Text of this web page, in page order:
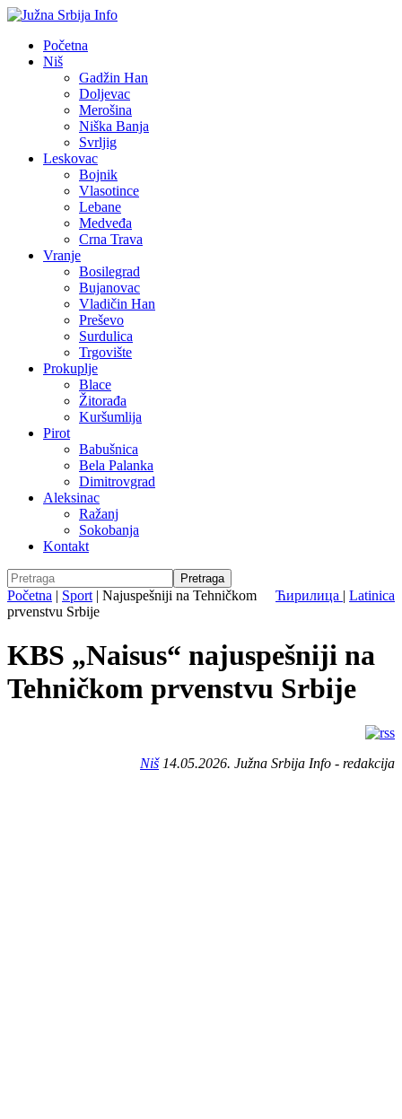
Početna
Niš
Gadžin Han
Doljevac
Merošina
Niška Banja
Svrljig
Leskovac
Bojnik
Vlasotince
Lebane
Medveđa
Crna Trava
Vranje
Bosilegrad
Bujanovac
Vladičin Han
Preševo
Surdulica
Trgovište
Prokuplje
Blace
Žitorađa
Kuršumlija
Pirot
Babušnica
Bela Palanka
Dimitrovgrad
Aleksinac
Ražanj
Sokobanja
Kontakt
Ћирилица | Latinica
Početna | Sport | Najuspešniji na Tehničkom
prvenstvu Srbije
KBS „Naisus“ najuspešniji na
Tehničkom prvenstvu Srbije
Niš14.05.2026. Južna Srbija Info - redakcija